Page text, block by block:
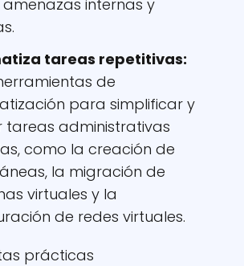
internas y
tareas repetitivas:
de
para simplificar y
tareas administrativas
como la creación de
la migración de
virtuales y la
de redes virtuales.
prácticas